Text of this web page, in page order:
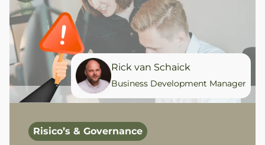
Rick van Schaick
Business Development Manager
Risico’s & Governance